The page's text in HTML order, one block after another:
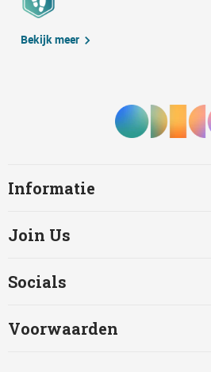
Bekijk meer
Informatie
Join Us
Socials
Voorwaarden